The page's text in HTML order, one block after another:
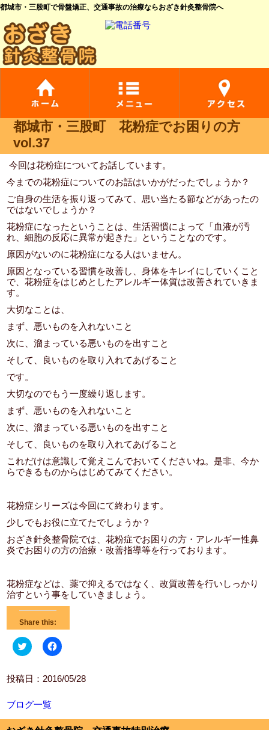
都城市・三股町で骨盤矯正、交通事故の治療ならおざき針灸整骨院へ
都城市・三股町 花粉症でお困りの方
vol.37
今回は花粉症についてお話しています。
今までの花粉症についてのお話はいかがだったでしょうか？
ご自身の生活を振り返ってみて、思い当たる節などがあったの
ではないでしょうか？
花粉症になったということは、生活習慣によって「血液が汚
れ、細胞の反応に異常が起きた」ということなのです。
原因がないのに花粉症になる人はいません。
原因となっている習慣を改善し、身体をキレイにしていくこと
で、花粉症をはじめとしたアレルギー体質は改善されていきま
す。
大切なことは、
まず、悪いものを入れないこと
次に、溜まっている悪いものを出すこと
そして、良いものを取り入れてあげること
です。
大切なのでもう一度繰り返します。
まず、悪いものを入れないこと
次に、溜まっている悪いものを出すこと
そして、良いものを取り入れてあげること
これだけは意識して覚えこんでおいてくださいね。是非、今か
らできるものからはじめてみてください。
花粉症シリーズは今回にて終わります。
少しでもお役に立てたでしょうか？
おざき針灸整骨院では、花粉症でお困りの方・アレルギー性鼻
炎でお困りの方の治療・改善指導等を行っております。
花粉症などは、薬で抑えるではなく、改質改善を行いしっかり
治すという事をしていきましょう。
Share this:
ク
リ
し
て
で
共
(新
Facebook
で
す
る
ッ
投稿日：2016/05/28
ブログ一覧